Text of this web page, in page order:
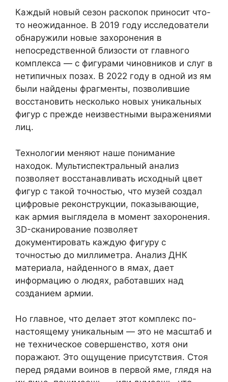
Каждый новый сезон раскопок приносит что-
то неожиданное. В 2019 году исследователи
обнаружили новые захоронения в
непосредственной близости от главного
комплекса — с фигурами чиновников и слуг в
нетипичных позах. В 2022 году в одной из ям
были найдены фрагменты, позволившие
восстановить несколько новых уникальных
фигур с прежде неизвестными выражениями
лиц.
Технологии меняют наше понимание
находок. Мультиспектральный анализ
позволяет восстанавливать исходный цвет
фигур с такой точностью, что музей создал
цифровые реконструкции, показывающие,
как армия выглядела в момент захоронения.
3D-сканирование позволяет
документировать каждую фигуру с
точностью до миллиметра. Анализ ДНК
материала, найденного в ямах, дает
информацию о людях, работавших над
созданием армии.
Но главное, что делает этот комплекс по-
настоящему уникальным — это не масштаб и
не техническое совершенство, хотя они
поражают. Это ощущение присутствия. Стоя
перед рядами воинов в первой яме, глядя на